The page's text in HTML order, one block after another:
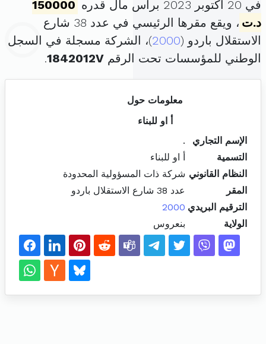
في 20 أكتوبر 2023 برأس مال قدره
150000
د.ت
، ويقع مقرها الرئيسي في عدد 38 شارع
الاستقلال باردو (2000)، الشركة مسجلة في السجل
الوطني للمؤسسات تحت الرقم 1842012V
.
معلومات حول
أ او للبناء
الإسم التجاري
.
التسمية
أ او للبناء
النظام القانوني شركة ذات المسؤولية المحدودة
المقر
عدد 38 شارع الاستقلال باردو
الترقيم البريدي 2000
الولاية
بنعروس